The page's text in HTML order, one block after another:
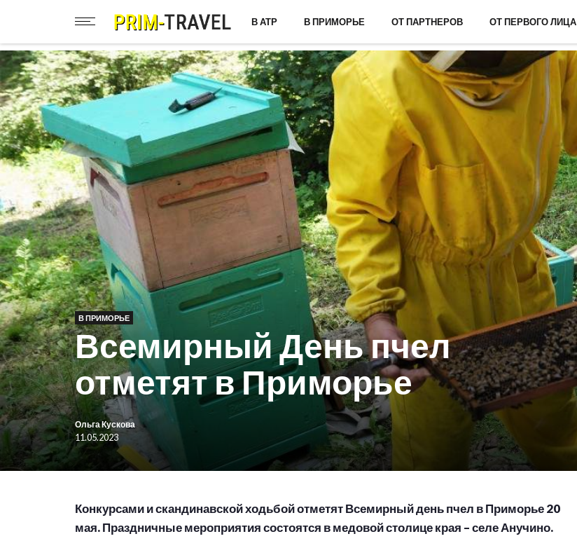
В АТР В ПРИМОРЬЕ ОТ ПАРТНЕРОВ ОТ ПЕРВОГО ЛИЦА
В ПРИМОРЬЕ
Всемирный День пчел
отметят в Приморье
Ольга Кускова
11.05.2023
Конкурсами и скандинавской ходьбой отметят Всемирный день пчел в Приморье 20
мая. Праздничные мероприятия состоятся в медовой столице края – селе Анучино.